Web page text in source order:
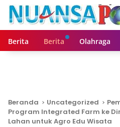
Berita Berita Olahraga
Beranda Uncategorized
Program Integrated Farm ke
Lahan untuk Agro Edu Wisata